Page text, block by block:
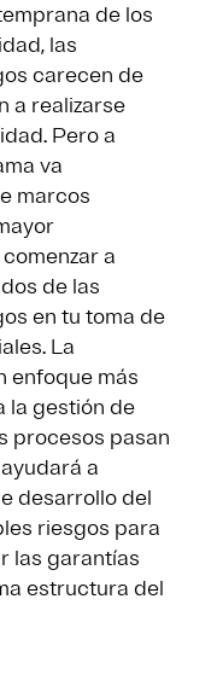
de los
las
carecen de
a realizarse
Pero a
va
marcos
a
de las
en tu toma de
La
enfoque más
la gestión de
procesos pasan
a
desarrollo del
riesgos para
las garantías
estructura del